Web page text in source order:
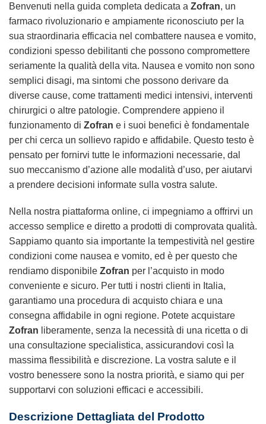
Benvenuti nella guida completa dedicata a Zofran, un
farmaco rivoluzionario e ampiamente riconosciuto per la
sua straordinaria efficacia nel combattere nausea e vomito,
condizioni spesso debilitanti che possono compromettere
seriamente la qualità della vita. Nausea e vomito non sono
semplici disagi, ma sintomi che possono derivare da
diverse cause, come trattamenti medici intensivi, interventi
chirurgici o altre patologie. Comprendere appieno il
funzionamento di Zofran e i suoi benefici è fondamentale
per chi cerca un sollievo rapido e affidabile. Questo testo è
pensato per fornirvi tutte le informazioni necessarie, dal
suo meccanismo d’azione alle modalità d’uso, per aiutarvi
a prendere decisioni informate sulla vostra salute.
Nella nostra piattaforma online, ci impegniamo a offrirvi un
accesso semplice e diretto a prodotti di comprovata qualità.
Sappiamo quanto sia importante la tempestività nel gestire
condizioni come nausea e vomito, ed è per questo che
rendiamo disponibile Zofran per l’acquisto in modo
conveniente e sicuro. Per tutti i nostri clienti in Italia,
garantiamo una procedura di acquisto chiara e una
consegna affidabile in ogni regione. Potete acquistare
Zofran liberamente, senza la necessità di una ricetta o di
una consultazione specialistica, assicurandovi così la
massima flessibilità e discrezione. La vostra salute e il
vostro benessere sono la nostra priorità, e siamo qui per
supportarvi con soluzioni efficaci e accessibili.
Descrizione Dettagliata del Prodotto